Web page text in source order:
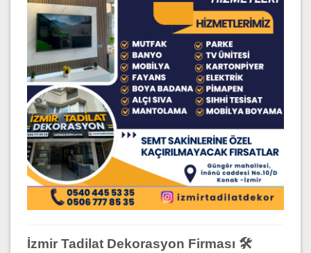
İzmir Tadilat Dekorasyon Firması 🛠️